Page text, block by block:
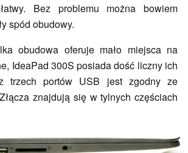
Bez problemu można bowiem
spód obudowy.
obudowa oferuje mało miejsca na
IdeaPad 300S posiada dość liczny ich
trzech portów USB jest zgodny ze
znajdują się w tylnych częściach